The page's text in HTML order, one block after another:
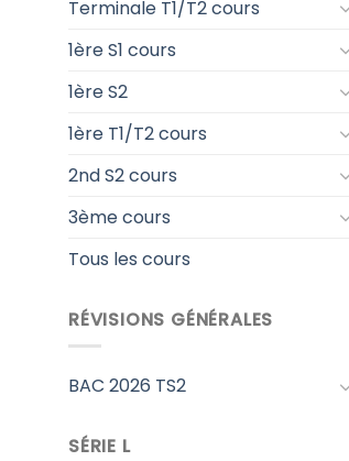
Terminale T1/T2 cours
1ère S1 cours
1ère S2
1ère T1/T2 cours
2nd S2 cours
3ème cours
Tous les cours
RÉVISIONS GÉNÉRALES
BAC 2026 TS2
SÉRIE L